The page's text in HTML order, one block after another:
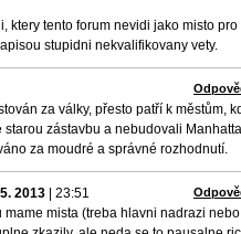
ktery tento forum nevidi jako misto pro
stupidni nekvalifikovany vety.
za války, přesto patří k městům,
zástavbu a nebudovali
za moudré a správné rozhodnutí.
2013 23:51
mame mista (treba hlavni nadrazi nebo